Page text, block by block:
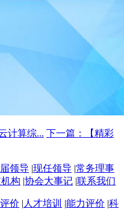
计算综... 下一篇：【精彩
领导 |现任领导 |常务理事
构 |协会大事记 |联系我们
价 | 人才培训 |能力评价 |科